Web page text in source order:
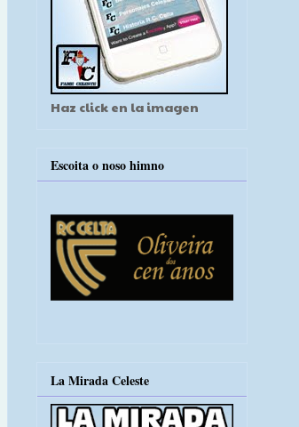
Haz click en la imagen
Escoita o noso himno
La Mirada Celeste